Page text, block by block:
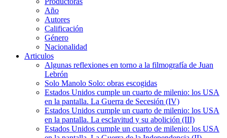
Año
Autores
Calificación
Género
Nacionalidad
Articulos
Algunas reflexiones en torno a la filmografía de Juan
Lebrón
Solo Manolo Solo: obras escogidas
Estados Unidos cumple un cuarto de milenio: los USA
en la pantalla. La Guerra de Secesión (IV)
Estados Unidos cumple un cuarto de milenio: los USA
en la pantalla. La esclavitud y su abolición (III)
Estados Unidos cumple un cuarto de milenio: los USA